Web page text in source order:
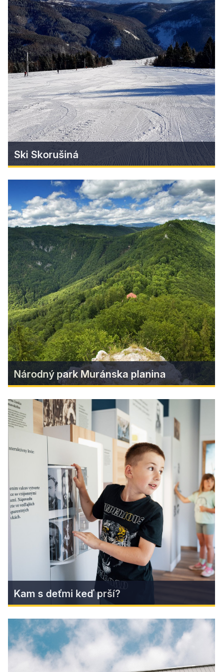
Nostalgia v Jesenskom
Chutné jedlo a pohodlný oddych pod jednou
strechou!
Zistiť viac
Ski Skorušiná
Ski Skorušiná
Lyžiarske stredisko s prírodným snehom v
podhorí Klenovského Vepra
Zistiť viac
Národný park Muránska planina
Národný park Muránska planina
Národný park Muránska planina je známy svojou
divokou krasovou krajinou. Kto hľadá pokoj, čistý
horský vzduch a nočnú oblohu s tisíckami
žiariacich hviezd, ten si Muránsku planinu
zamiluje.
Zistiť viac
Kam s deťmi keď prší?